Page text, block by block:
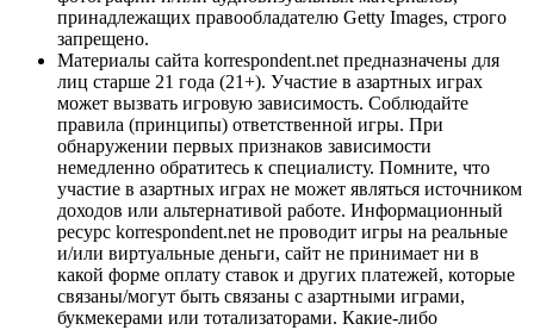
принадлежащих правообладателю Getty Images, строго
запрещено.
Материалы сайта korrespondent.net предназначены для
лиц старше 21 года (21+). Участие в азартных играх
может вызвать игровую зависимость. Соблюдайте
правила (принципы) ответственной игры. При
обнаружении первых признаков зависимости
немедленно обратитесь к специалисту. Помните, что
участие в азартных играх не может являться источником
доходов или альтернативой работе. Информационный
ресурс korrespondent.net не проводит игры на реальные
и/или виртуальные деньги, сайт не принимает ни в
какой форме оплату ставок и других платежей, которые
связаны/могут быть связаны с азартными играми,
букмекерами или тотализаторами. Какие-либо